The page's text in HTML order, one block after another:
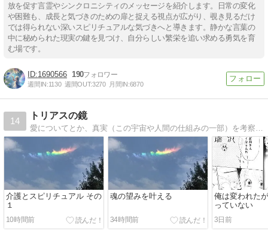
放を促す言霊やシンクロニシティのメッセージを紹介します。日常の変化
や困難も、成長と気づきのための扉と捉える視点が広がり、覗き見るだけ
では得られない深いスピリチュアルな気づきへと導きます。静かな言葉の
中に秘められた現実の鍵を見つけ、自分らしい繁栄を追い求める勇気を育
む場です。
1690566 190
週間IN:1130 週間OUT:3270 月間IN:6870
14
トリアスの鏡
愛についてとか、真実（この宇宙や人間の仕組みの一部）を考察していきます
介護とスピリチュアル その
１
10時間前
魂の望みを叶える
34時間前
俺は変われた
っていない
3日前